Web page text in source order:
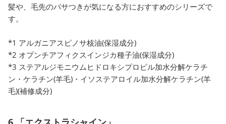
髪や、毛先のパサつきが気になる方におすすめのシリーズで
す。
*1 アルガニアスピノサ核油(保湿成分)
*2 オプンチアフィクスインジカ種子油(保湿成分)
*3 ステアルジモニウムヒドロキシプロピル加水分解ケラチ
ン・ケラチン(羊毛)・イソステアロイル加水分解ケラチン(羊
毛)(補修成分)